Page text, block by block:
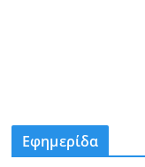
Εφημερίδα